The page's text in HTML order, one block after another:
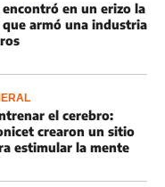
en un erizo la
armó una industria
el cerebro:
crearon un sitio
estimular la mente